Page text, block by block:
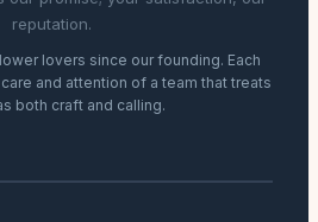
reputation.
lovers since our founding. Each
and attention of a team that treats
both craft and calling.